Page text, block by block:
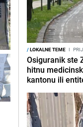
/LOKALNE TEME I
Osiguranik ste
hitnu
kantonu ili